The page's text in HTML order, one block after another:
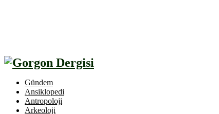
Gündem
Ansiklopedi
Antropoloji
Arkeoloji